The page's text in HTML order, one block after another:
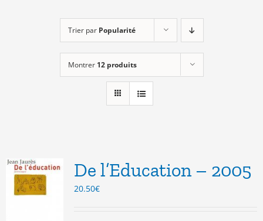
Les événements
Trier par Popularité
Montrer 12 produits
De l’Education – 2005
20.50€